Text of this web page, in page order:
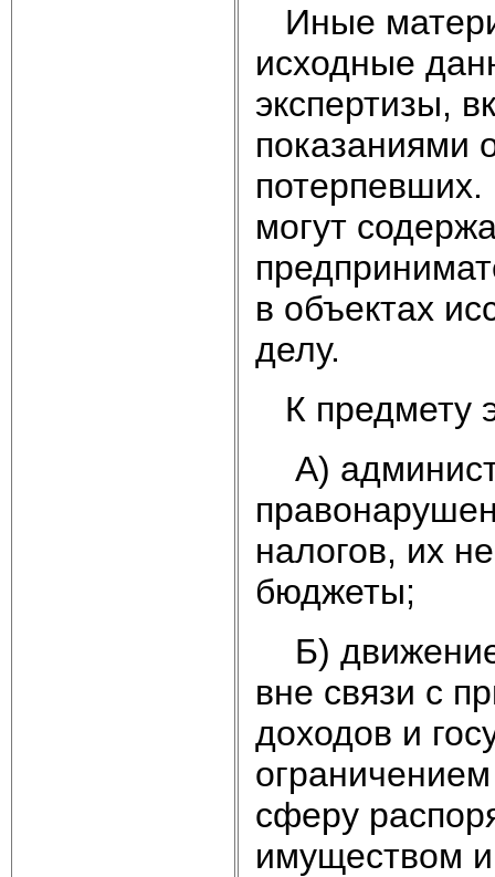
Иные
исходные
экспертизы,
показаниями
могут
в объектах
делу.
К предмету
А)
налогов, их
бюджеты;
Б) движение
вне связи с
доходов и
сферу
имуществом